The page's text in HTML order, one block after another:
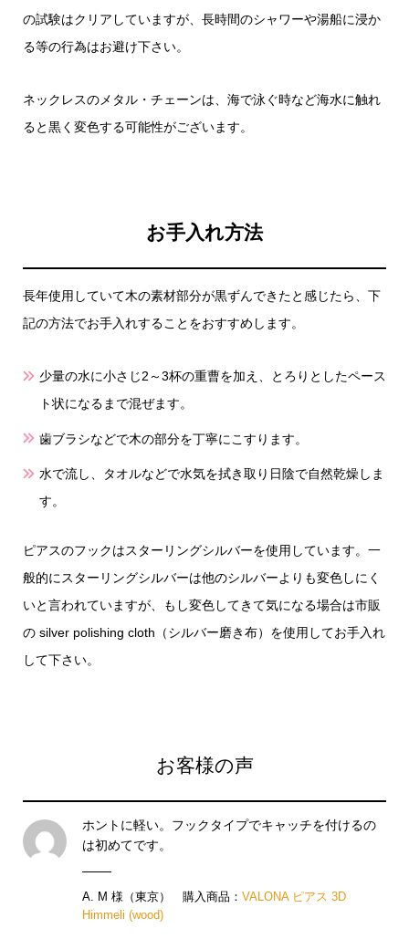
の試験はクリアしていますが、長時間のシャワーや湯船に浸か
る等の行為はお避け下さい。
ネックレスのメタル・チェーンは、海で泳ぐ時など海水に触れ
ると黒く変色する可能性がございます。
お手入れ方法
長年使用していて木の素材部分が黒ずんできたと感じたら、下
記の方法でお手入れすることをおすすめします。
少量の水に小さじ2～3杯の重曹を加え、とろりとしたペース
ト状になるまで混ぜます。
歯ブラシなどで木の部分を丁寧にこすります。
水で流し、タオルなどで水気を拭き取り日陰で自然乾燥しま
す。
ピアスのフックはスターリングシルバーを使用しています。一
般的にスターリングシルバーは他のシルバーよりも変色しにく
いと言われていますが、もし変色してきて気になる場合は市販
の silver polishing cloth（シルバー磨き布）を使用してお手入れ
して下さい。
お客様の声
ホントに軽い。フックタイプでキャッチを付けるの
は初めてです。
A. M 様（東京） 購入商品： VALONA ピアス 3D
Himmeli (wood)